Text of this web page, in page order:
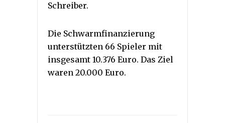
Schreiber.
Die Schwarmfinanzierung
unterstützten 66 Spieler mit
insgesamt 10.376 Euro. Das Ziel
waren 20.000 Euro.